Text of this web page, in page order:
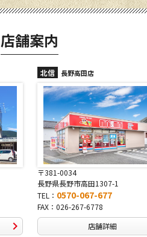
店舗案内
北信 長野駅前店
〒380-0822
長野県長野市大字鶴賀南千歳町826
TEL： 0570-069-991
FAX：026-269-9992
店舗詳細